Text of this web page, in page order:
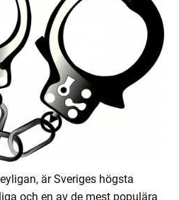
är Sveriges högsta
och en av de mest populära